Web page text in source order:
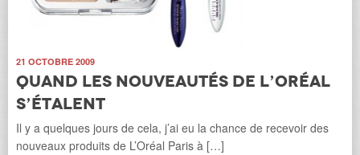
21 OCTOBRE 2009
Quand les nouveautés de L’Oréal
s’étalent
Il y a quelques jours de cela, j’ai eu la chance de recevoir des
nouveaux produits de L’Oréal Paris à […]